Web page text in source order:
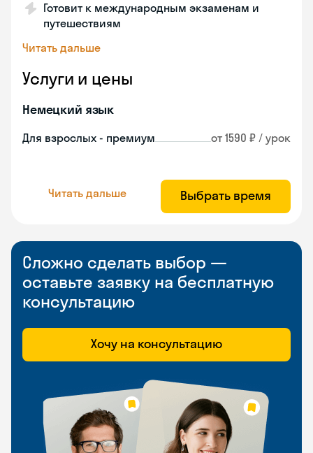
Готовит к международным экзаменам и
путешествиям
Читать дальше
Услуги и цены
Немецкий язык
Для взрослых - премиум от 1590 ₽ / урок
Читать дальше Выбрать время
Сложно сделать выбор —
оставьте заявку на бесплатную
консультацию
Хочу на консультацию